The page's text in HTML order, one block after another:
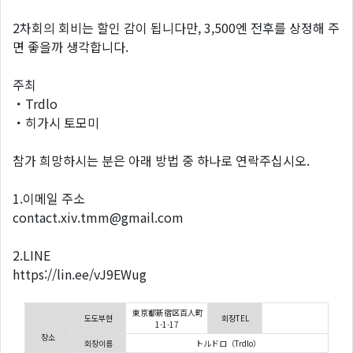
2차회의 회비는 할인 감이 됩니다만, 3,500엔 전후를 상정해 주
면 좋을까 생각합니다.
주최
・Trdlo
・히가시 토모미
참가 희망하시는 분은 아래 방법 중 하나로 연락주십시오.
1.이메일 주소
contact.xiv.tmm@gmail.com
2.LINE
https://lin.ee/vJ9EWug
장소
도도부현
東京都新宿区百人町
1-1-17
회장TEL
회장이름
トルドロ（Trdlo）